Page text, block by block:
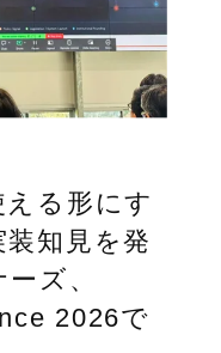
える形にす
装知見を発
ズ、
2026で